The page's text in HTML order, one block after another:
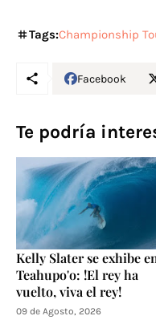
Tags:Championship
Facebook
Te podría
Kelly Slater se exhibe
Teahupo'o: !El rey ha
vuelto, viva el rey!
09 de Agosto, 2026